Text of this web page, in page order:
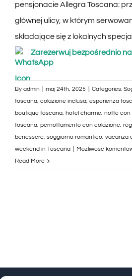
pensjonacie Allegra Toscana:
głównej ulicy, w którym
składające się z lokalnych
Zarezerwuj bezpośrednio
By admin maj 24th, 2025 Categories:
toscana, colazione inclusa, esperienza
boutique toscana, hotel charme, notte con
toscana, pernottamento con colazione,
benessere, soggiorno romantico, vacanza
weekend in Toscana
Możliwość
Read More